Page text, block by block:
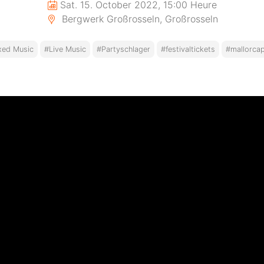
Sat. 15. October 2022, 15:00 Heure
Bergwerk Großrosseln, Großrosseln
Music #Live Music #Partyschlager #festivaltickets